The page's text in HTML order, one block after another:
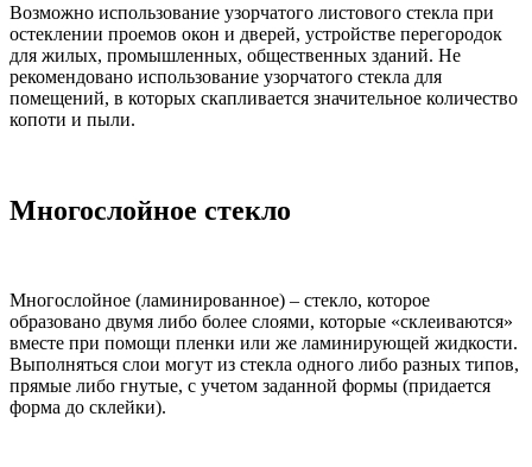
Возможно использование узорчатого листового стекла при
остеклении проемов окон и дверей, устройстве перегородок
для жилых, промышленных, общественных зданий. Не
рекомендовано использование узорчатого стекла для
помещений, в которых скапливается значительное количество
копоти и пыли.
Многослойное стекло
Многослойное (ламинированное) – стекло, которое
образовано двумя либо более слоями, которые «склеиваются»
вместе при помощи пленки или же ламинирующей жидкости.
Выполняться слои могут из стекла одного либо разных типов,
прямые либо гнутые, с учетом заданной формы (придается
форма до склейки).